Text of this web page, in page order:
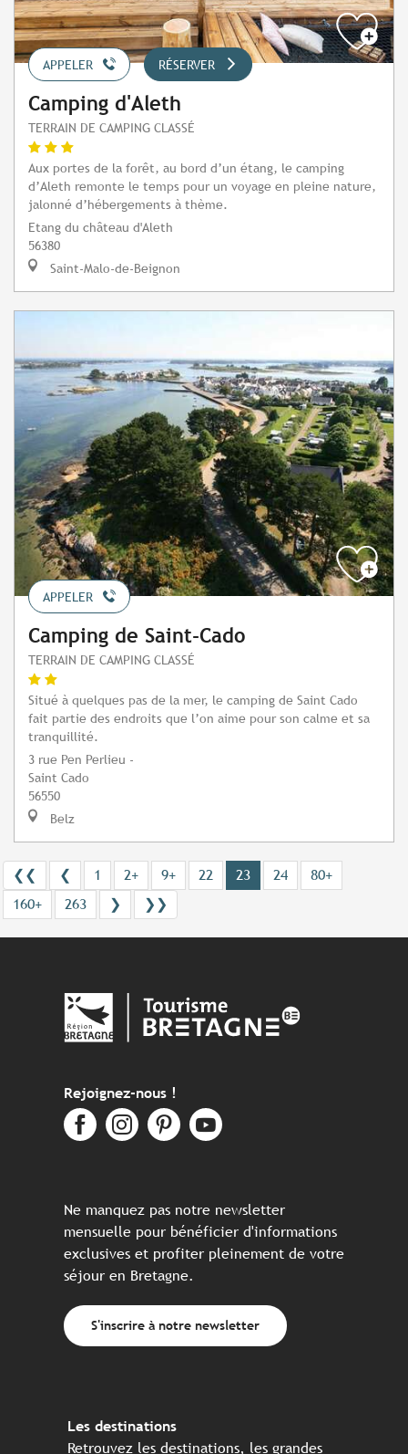
APPELER RÉSERVER
Camping d'Aleth
TERRAIN DE CAMPING CLASSÉ
Aux portes de la forêt, au bord d’un étang, le camping
d’Aleth remonte le temps pour un voyage en pleine nature,
jalonné d’hébergements à thème.
Etang du château d'Aleth
56380
Saint-Malo-de-Beignon
APPELER
Camping de Saint-Cado
TERRAIN DE CAMPING CLASSÉ
Situé à quelques pas de la mer, le camping de Saint Cado
fait partie des endroits que l’on aime pour son calme et sa
tranquillité.
3 rue Pen Perlieu -
Saint Cado
56550
Belz
❮❮ ❮ 1 2+ 9+ 22 23 24
80+
160+
263 ❯ ❯❯
Rejoignez-nous !
Ne manquez pas notre newsletter
mensuelle pour bénéficier d'informations
exclusives et profiter pleinement de votre
séjour en Bretagne.
S'inscrire à notre newsletter
Les destinations
Retrouvez les destinations, les grandes